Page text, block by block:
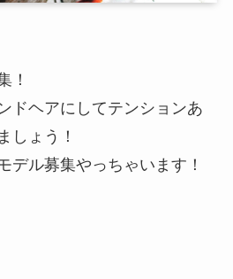
！
ドヘアにしてテンションあ
しょう！
デル募集やっちゃいます！